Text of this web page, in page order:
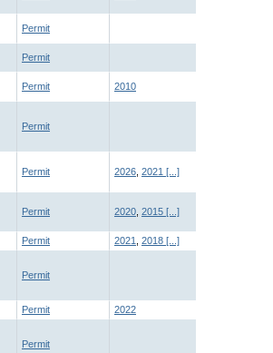
Permit
Permit
Permit 2010
Permit
Permit 2026 2021 [...]
Permit 2020 2015 [...]
Permit 2021 2018 [...]
Permit
Permit
2022
Permit